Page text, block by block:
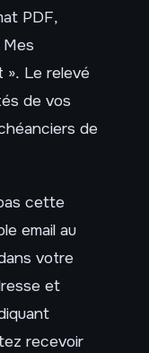
PDF,
Mes
». Le relevé
de vos
de
cette
email au
votre
et
recevoir